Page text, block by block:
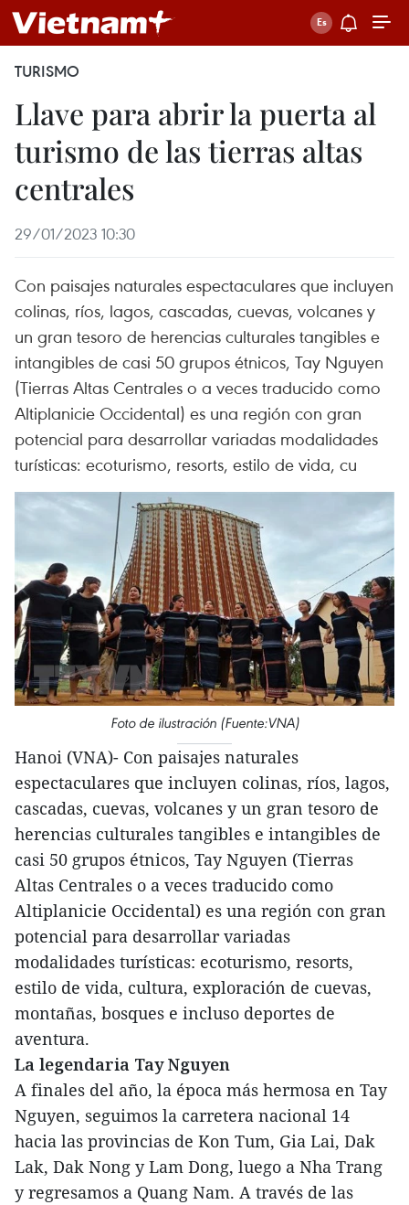
TURISMO
Llave para abrir la puerta al
turismo de las tierras altas
centrales
29/01/2023 10:30
Con paisajes naturales espectaculares que incluyen
colinas, ríos, lagos, cascadas, cuevas, volcanes y
un gran tesoro de herencias culturales tangibles e
intangibles de casi 50 grupos étnicos, Tay Nguyen
(Tierras Altas Centrales o a veces traducido como
Altiplanicie Occidental) es una región con gran
potencial para desarrollar variadas modalidades
turísticas: ecoturismo, resorts, estilo de vida, cu
Foto de ilustración (Fuente:VNA)
Hanoi (VNA)- Con paisajes naturales
espectaculares que incluyen colinas, ríos, lagos,
cascadas, cuevas, volcanes y un gran tesoro de
herencias culturales tangibles e intangibles de
casi 50 grupos étnicos, Tay Nguyen (Tierras
Altas Centrales o a veces traducido como
Altiplanicie Occidental) es una región con gran
potencial para desarrollar variadas
modalidades turísticas: ecoturismo, resorts,
estilo de vida, cultura, exploración de cuevas,
montañas, bosques e incluso deportes de
aventura.
La legendaria Tay Nguyen
A finales del año, la época más hermosa en Tay
Nguyen, seguimos la carretera nacional 14
hacia las provincias de Kon Tum, Gia Lai, Dak
Lak, Dak Nong y Lam Dong, luego a Nha Trang
y regresamos a Quang Nam. A través de las